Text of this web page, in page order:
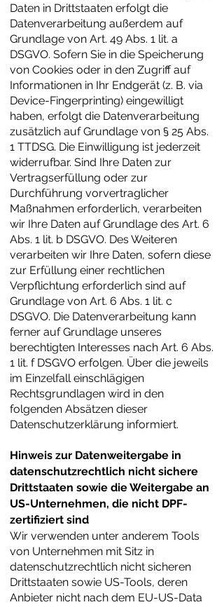
Daten in Drittstaaten erfolgt die
Datenverarbeitung außerdem auf
Grundlage von Art. 49 Abs. 1 lit. a
DSGVO. Sofern Sie in die Speicherung
von Cookies oder in den Zugriff auf
Informationen in Ihr Endgerät (z. B. via
Device-Fingerprinting) eingewilligt
haben, erfolgt die Datenverarbeitung
zusätzlich auf Grundlage von § 25 Abs.
1 TTDSG. Die Einwilligung ist jederzeit
widerrufbar. Sind Ihre Daten zur
Vertragserfüllung oder zur
Durchführung vorvertraglicher
Maßnahmen erforderlich, verarbeiten
wir Ihre Daten auf Grundlage des Art. 6
Abs. 1 lit. b DSGVO. Des Weiteren
verarbeiten wir Ihre Daten, sofern diese
zur Erfüllung einer rechtlichen
Verpflichtung erforderlich sind auf
Grundlage von Art. 6 Abs. 1 lit. c
DSGVO. Die Datenverarbeitung kann
ferner auf Grundlage unseres
berechtigten Interesses nach Art. 6 Abs.
1 lit. f DSGVO erfolgen. Über die jeweils
im Einzelfall einschlägigen
Rechtsgrundlagen wird in den
folgenden Absätzen dieser
Datenschutzerklärung informiert.
Hinweis zur Datenweitergabe in
datenschutzrechtlich nicht sichere
Drittstaaten sowie die Weitergabe an
US-Unternehmen, die nicht DPF-
zertifiziert sind
Wir verwenden unter anderem Tools
von Unternehmen mit Sitz in
datenschutzrechtlich nicht sicheren
Drittstaaten sowie US-Tools, deren
Anbieter nicht nach dem EU-US-Data